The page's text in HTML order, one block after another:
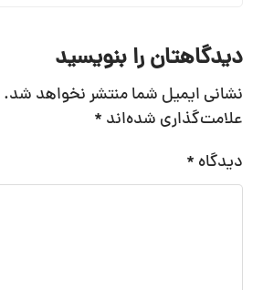
دیدگاهتان را بنویسید
نشانی ایمیل شما منتشر نخواهد شد.
علامت‌گذاری شده‌اند *
دیدگاه *